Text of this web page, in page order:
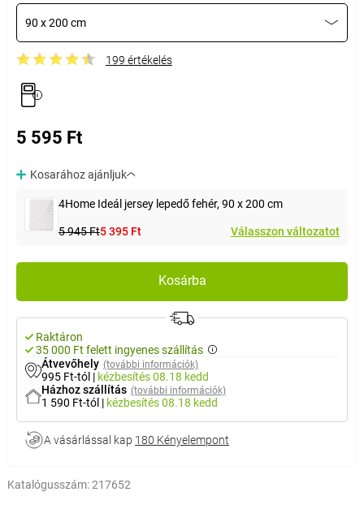
90 x 200 cm
199 értékelés
5 595 Ft
Kosarához ajánljuk
4Home Ideál jersey lepedő fehér, 90 x 200 cm
5 945 Ft5 395 Ft Válasszon változatot
Kosárba
Raktáron
35 000 Ft felett ingyenes szállítás
Átvevőhely (további információk)
995 Ft-tól | kézbesítés08.18 kedd
Házhoz szállítás (további információk)
1 590 Ft-tól | kézbesítés08.18 kedd
A vásárlással kap 180 Kényelempont
Katalógusszám:217652